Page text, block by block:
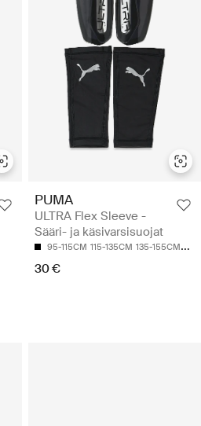
PUMA
ULTRA Flex Sleeve -
Sääri- ja käsivarsisuojat
95-115CM 115-135CM 135-155CM
30 €